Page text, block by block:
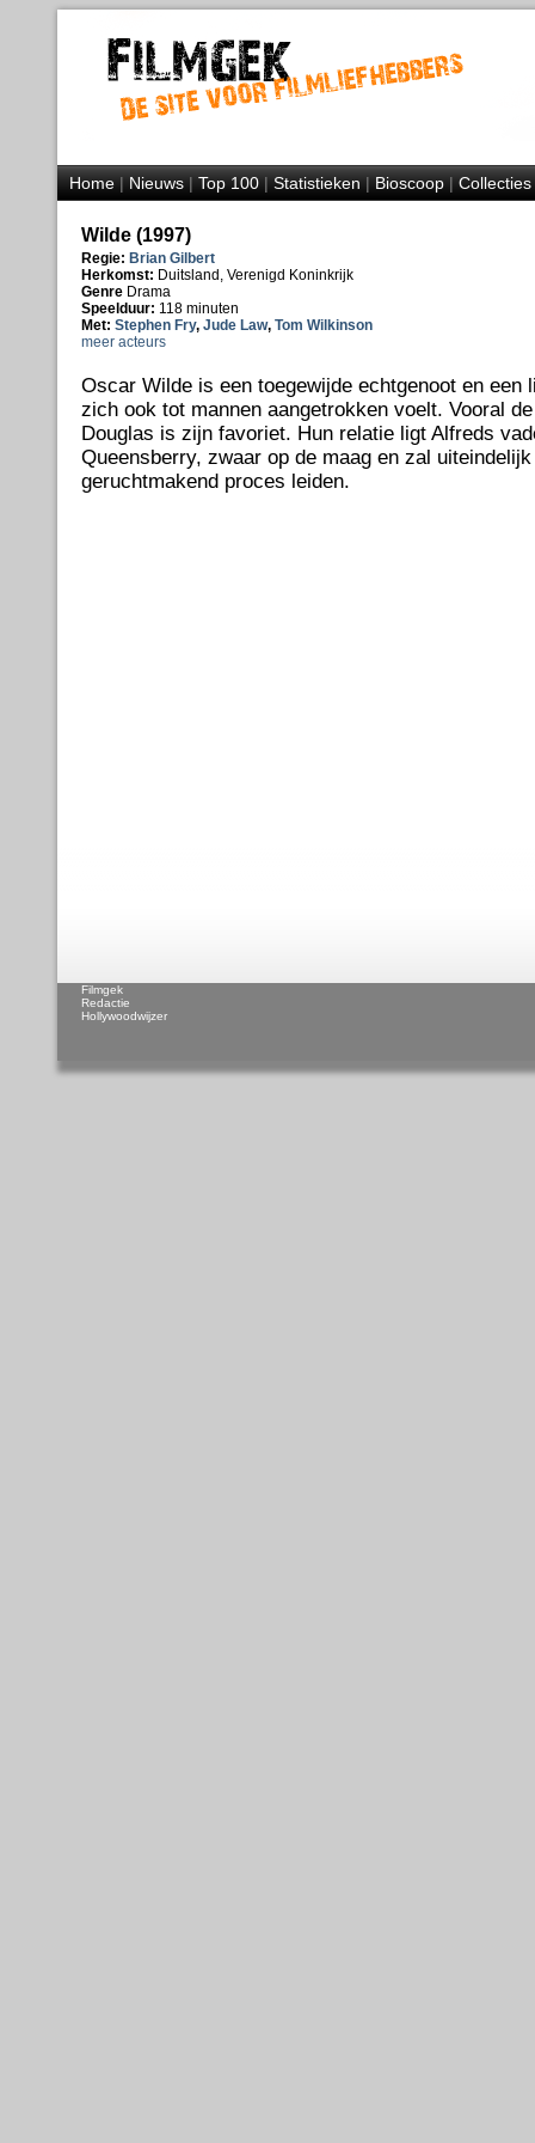
Home|Nieuws|Top 100|Statistieken|Bioscoop|Collecties
Wilde (1997)
Regie: Brian Gilbert
Herkomst: Duitsland, Verenigd Koninkrijk
Genre Drama
Speelduur: 118 minuten
Met: Stephen Fry, Jude Law, Tom Wilkinson
meer acteurs
Oscar Wilde is een toegewijde echtgenoot en een
zich ook tot mannen aangetrokken voelt. Vooral
Douglas is zijn favoriet. Hun relatie ligt Alfreds
Queensberry, zwaar op de maag en zal
geruchtmakend proces leiden.
Filmgek
Redactie
Hollywoodwijzer